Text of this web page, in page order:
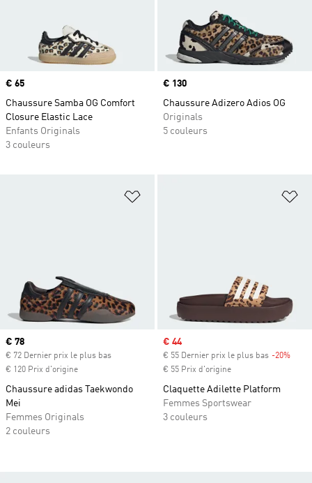
Prix
€ 65
Chaussure Samba OG Comfort
Closure Elastic Lace
Enfants Originals
3 couleurs
Prix
€ 130
Chaussure Adizero Adios OG
Originals
5 couleurs
Ajouter à la Liste de produits
Prix actuel
€ 78
€ 72 Dernier prix le plus bas
€ 120 Prix d'origine
Chaussure adidas Taekwondo
Mei
Femmes Originals
2 couleurs
Prix soldé
€ 44
€ 55 Dernier prix le plus bas -20%
€ 55 Prix d'origine
Claquette Adilette Platform
Femmes Sportswear
3 couleurs